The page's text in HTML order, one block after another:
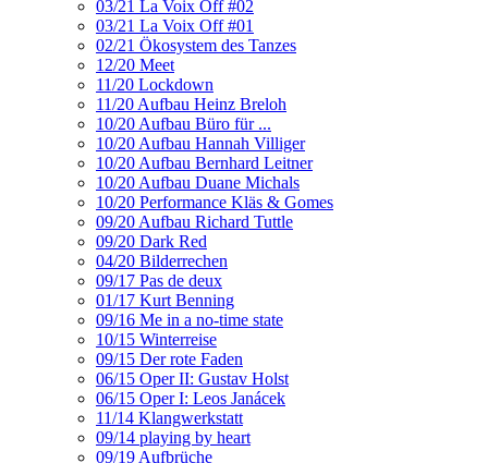
03/21 La Voix Off #02
03/21 La Voix Off #01
02/21 Ökosystem des Tanzes
12/20 Meet
11/20 Lockdown
11/20 Aufbau Heinz Breloh
10/20 Aufbau Büro für ...
10/20 Aufbau Hannah Villiger
10/20 Aufbau Bernhard Leitner
10/20 Aufbau Duane Michals
10/20 Performance Kläs & Gomes
09/20 Aufbau Richard Tuttle
09/20 Dark Red
04/20 Bilderrechen
09/17 Pas de deux
01/17 Kurt Benning
09/16 Me in a no-time state
10/15 Winterreise
09/15 Der rote Faden
06/15 Oper II: Gustav Holst
06/15 Oper I: Leos Janácek
11/14 Klangwerkstatt
09/14 playing by heart
09/19 Aufbrüche